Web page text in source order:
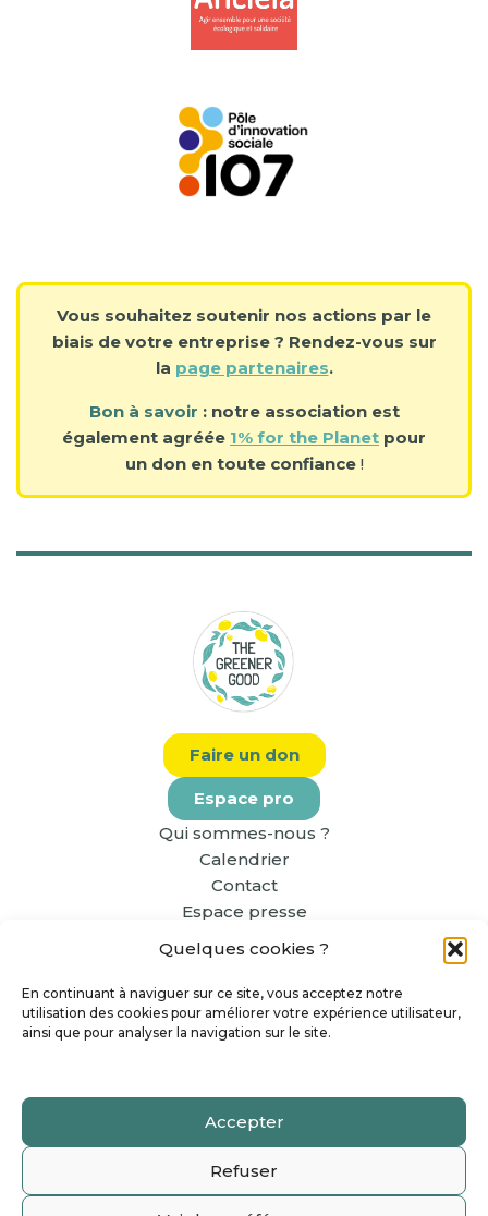
Quelques cookies ?
En continuant à naviguer sur ce site, vous acceptez notre
utilisation des cookies pour améliorer votre expérience utilisateur,
ainsi que pour analyser la navigation sur le site.
Accepter
Refuser
Vous souhaitez soutenir nos actions par le
biais de votre entreprise ? Rendez-vous sur
la page partenaires.
Bon à savoir : notre association est
également agréée 1% for the Planet pour
un don en toute confiance !
Faire un don
Espace pro
Qui sommes-nous ?
Calendrier
Contact
Espace presse
Réservés
Mentions légales et CGU